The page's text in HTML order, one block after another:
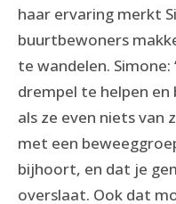
haar ervaring merkt
buurtbewoners
te wandelen. Simone:
drempel te helpen
als ze even niets van
met een
bijhoort, en dat je
overslaat. Ook dat